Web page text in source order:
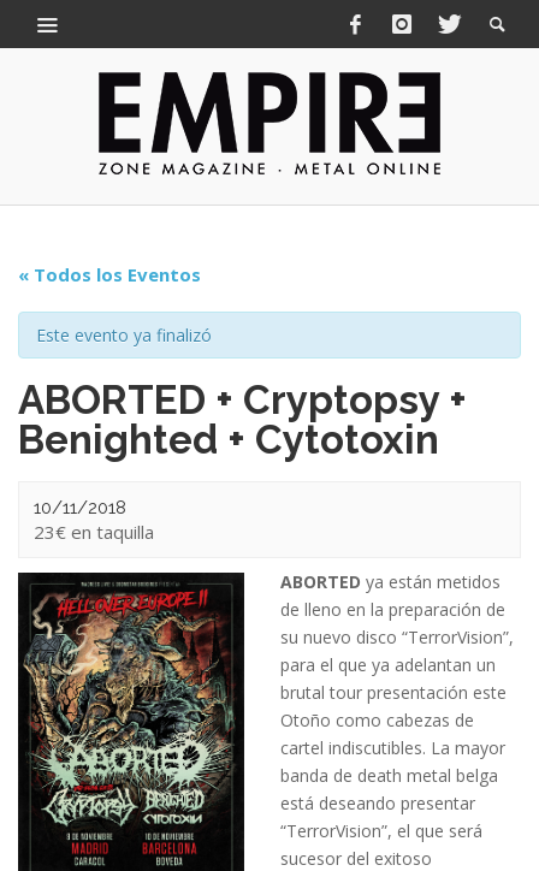
« Todos los Eventos
Este evento ya finalizó
ABORTED + Cryptopsy +
Benighted + Cytotoxin
10/11/2018
23€
ABORTED ya están metidos
de lleno en la preparación de
su nuevo disco “TerrorVision”,
para el que ya adelantan un
brutal tour presentación este
Otoño como cabezas de
cartel indiscutibles. La mayor
banda de death metal belga
está deseando presentar
“TerrorVision”, el que será
sucesor del exitoso